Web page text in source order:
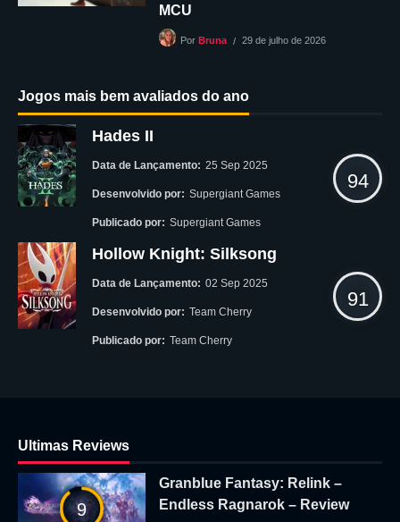
MCU
Por Bruna 29 de julho de 2026
Jogos mais bem avaliados do ano
Hades II
Data de Lançamento: 25 Sep 2025
Desenvolvido por: Supergiant Games
Publicado por: Supergiant Games
94
Hollow Knight: Silksong
Data de Lançamento: 02 Sep 2025
Desenvolvido por: Team Cherry
Publicado por: Team Cherry
91
Ultimas Reviews
9
Granblue Fantasy: Relink –
Endless Ragnarok – Review